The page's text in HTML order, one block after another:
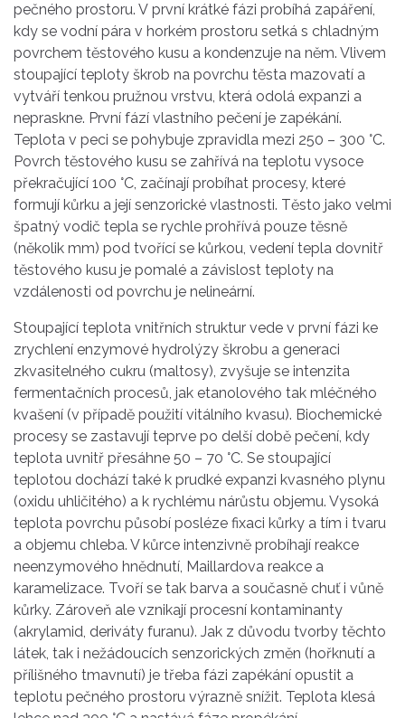
pečného prostoru. V první krátké fázi probíhá zapáření,
kdy se vodní pára v horkém prostoru setká s chladným
povrchem těstového kusu a kondenzuje na něm. Vlivem
stoupající teploty škrob na povrchu těsta mazovatí a
vytváří tenkou pružnou vrstvu, která odolá expanzi a
nepraskne. První fází vlastního pečení je zapékání.
Teplota v peci se pohybuje zpravidla mezi 250 – 300 °C.
Povrch těstového kusu se zahřívá na teplotu vysoce
překračující 100 °C, začínají probíhat procesy, které
formují kůrku a její senzorické vlastnosti. Těsto jako velmi
špatný vodič tepla se rychle prohřívá pouze těsně
(několik mm) pod tvořící se kůrkou, vedení tepla dovnitř
těstového kusu je pomalé a závislost teploty na
vzdálenosti od povrchu je nelineární.
Stoupající teplota vnitřních struktur vede v první fázi ke
zrychlení enzymové hydrolýzy škrobu a generaci
zkvasitelného cukru (maltosy), zvyšuje se intenzita
fermentačních procesů, jak etanolového tak mléčného
kvašení (v případě použití vitálního kvasu). Biochemické
procesy se zastavují teprve po delší době pečení, kdy
teplota uvnitř přesáhne 50 – 70 °C. Se stoupající
teplotou dochází také k prudké expanzi kvasného plynu
(oxidu uhličitého) a k rychlému nárůstu objemu. Vysoká
teplota povrchu působí posléze fixaci kůrky a tím i tvaru
a objemu chleba. V kůrce intenzivně probíhají reakce
neenzymového hnědnutí, Maillardova reakce a
karamelizace. Tvoří se tak barva a současně chuť i vůně
kůrky. Zároveň ale vznikají procesní kontaminanty
(akrylamid, deriváty furanu). Jak z důvodu tvorby těchto
látek, tak i nežádoucích senzorických změn (hořknutí a
přílišného tmavnutí) je třeba fázi zapékání opustit a
teplotu pečného prostoru výrazně snížit. Teplota klesá